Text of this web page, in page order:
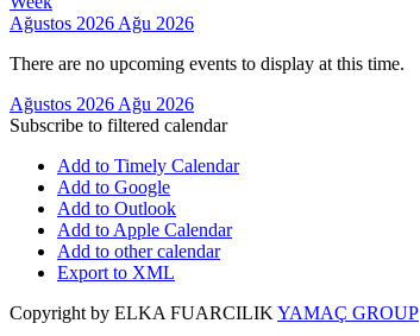
Ağustos 2026 Ağu 2026
There are no upcoming events to display at this time.
Ağustos 2026 Ağu 2026
Subscribe to filtered calendar
Add to Timely Calendar
Add to Google
Add to Outlook
Add to Apple Calendar
Add to other calendar
Export to XML
Copyright by ELKA FUARCILIK YAMAÇ GROUP